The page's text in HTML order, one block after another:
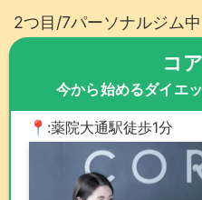
2つ目/7パーソナルジム中
コ
今から始めるダイエ
📍:薬院大通駅徒歩1分